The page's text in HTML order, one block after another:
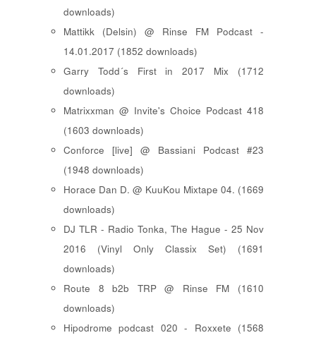
downloads)
Mattikk (Delsin) @ Rinse FM Podcast -
14.01.2017 (1852 downloads)
Garry Todd´s First in 2017 Mix (1712
downloads)
Matrixxman @ Invite's Choice Podcast 418
(1603 downloads)
Conforce [live] @ Bassiani Podcast #23
(1948 downloads)
Horace Dan D. @ KuuKou Mixtape 04. (1669
downloads)
DJ TLR - Radio Tonka, The Hague - 25 Nov
2016 (Vinyl Only Classix Set) (1691
downloads)
Route 8 b2b TRP @ Rinse FM (1610
downloads)
Hipodrome podcast 020 - Roxxete (1568